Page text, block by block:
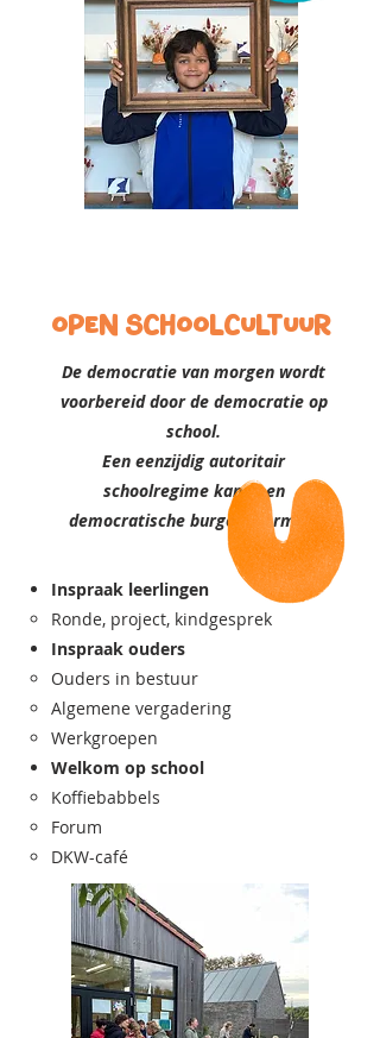
De democratie van morgen wordt
voorbereid door de democratie op
school.
Een eenzijdig autoritair
schoolregime kan geen
democratische burgers vormen.
open schoolcultuur
Inspraak leerlingen
Ronde, project, kindgesprek
Inspraak ouders
Ouders in bestuur
Algemene vergadering
Werkgroepen
Welkom op school
Koffiebabbels
Forum
DKW-café